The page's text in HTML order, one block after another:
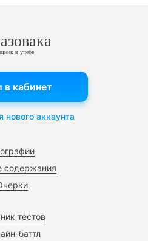
в учебе
содержания
тестов
баттл
в кабинет
нового аккаунта